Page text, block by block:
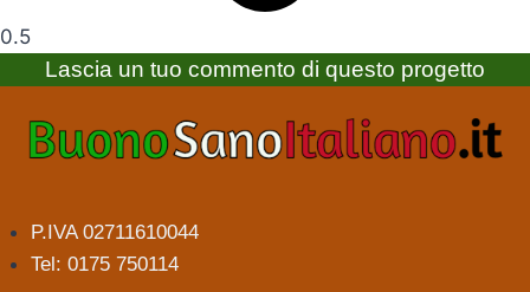
Lascia un tuo commento di questo progetto
P.IVA 02711610044
Tel: 0175 750114